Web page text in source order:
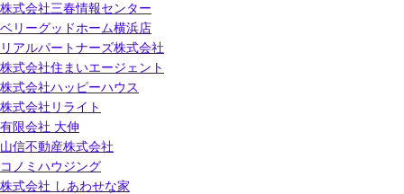
株式会社三春情報センター
ベリーグッドホーム横浜店
リアルパートナーズ株式会社
株式会社住まいエージェント
株式会社ハッピーハウス
株式会社リライト
有限会社 大伸
山信不動産株式会社
コノミハウジング
株式会社 しあわせな家